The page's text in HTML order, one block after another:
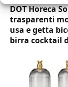
DOT Horeca
trasparenti
usa e getta
birra cocktail